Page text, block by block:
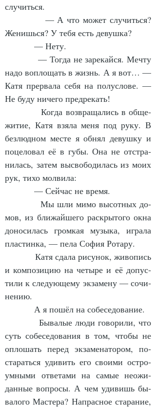
слу­чить­ся.
Же­нишь­ся? У те­бя есть де­вуш­ка?
            — Не­ту.
            — Тог­да не за­ре­кай­ся. Меч­ту
на­до во­пло­щать в жизнь. А я вот… —
Ка­тя пре­рва­ла се­бя на по­лу­сло­ве. —
Не бу­ду ни­че­го пред­ре­кать!
            Ког­да воз­вра­ща­лись в об­ще­
жи­тие, Ка­тя взя­ла ме­ня под ру­ку. В
без­люд­ном мес­те я об­нял де­вуш­ку и
по­це­ло­вал её в гу­бы. Она не от­стра­
ни­лась, за­тем вы­сво­бо­ди­лась из мо­их
рук, ти­хо мол­ви­ла:
            — Сей­час не вре­мя.
мов, из бли­жай­ше­го рас­кры­то­го ок­на
до­но­си­лась гром­кая му­зы­ка, иг­ра­ла
плас­тин­ка, — пе­ла Со­фия Ро­та­ру.
и ком­по­зи­цию на че­ты­ре и её до­пус­
ти­ли к сле­ду­ю­ще­му эк­за­ме­ну — со­чи­
не­нию.
            А я по­шёл на со­бе­се­до­ва­ние.
            Бы­ва­лые лю­ди го­во­ри­ли, что
суть со­бе­се­до­ва­ния в том, что­бы не
опло­шать пе­ред эк­за­ме­на­то­ром, по­
ста­рать­ся уди­вить его сво­и­ми ост­ро­
ум­ны­ми от­ве­та­ми на са­мые не­ожи­
дан­ные во­про­сы. А чем уди­вишь бы­
ва­ло­го Мас­те­ра? На­прас­ное ста­ра­ние,